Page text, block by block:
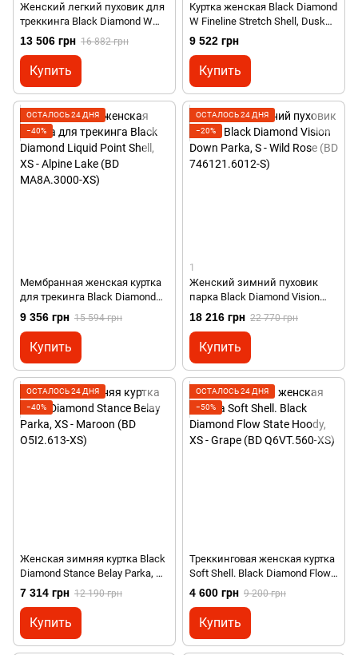
Женский легкий пуховик для
треккинга Black Diamond W
Approach Down Hoody, Burnt
Sienna, L (BD
7440936044MED1)
13 506 грн 16 882 грн
Купить
Куртка женская Black Diamond
W Fineline Stretch Shell, Dusk
Violet, M (BD 7450415024MED1)
9 522 грн
Купить
ОСТАЛОСЬ 24 ДНЯ
−40%
Мембранная женская куртка
для трекинга Black Diamond
Liquid Point Shell, XS - Alpine
Lake (BD MA8A.3000-XS)
9 356 грн 15 594 грн
Купить
ОСТАЛОСЬ 24 ДНЯ
−20%
1
Женский зимний пуховик
парка Black Diamond Vision
Down Parka, S - Wild Rose (BD
746121.6012-S)
18 216 грн 22 770 грн
Купить
ОСТАЛОСЬ 24 ДНЯ
−40%
Женская зимняя куртка Black
Diamond Stance Belay Parka, XS
- Maroon (BD O5I2.613-XS)
7 314 грн 12 190 грн
Купить
ОСТАЛОСЬ 24 ДНЯ
−50%
Треккинговая женская куртка
Soft Shell. Black Diamond Flow
State Hoody, XS - Grape (BD
Q6VT.560-XS)
4 600 грн 9 200 грн
Купить